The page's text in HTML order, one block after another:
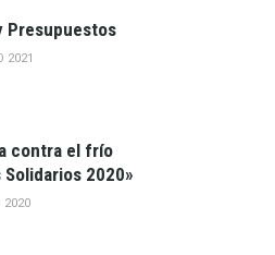
Presupuestos
2021
contra el frío
Solidarios 2020»
2020